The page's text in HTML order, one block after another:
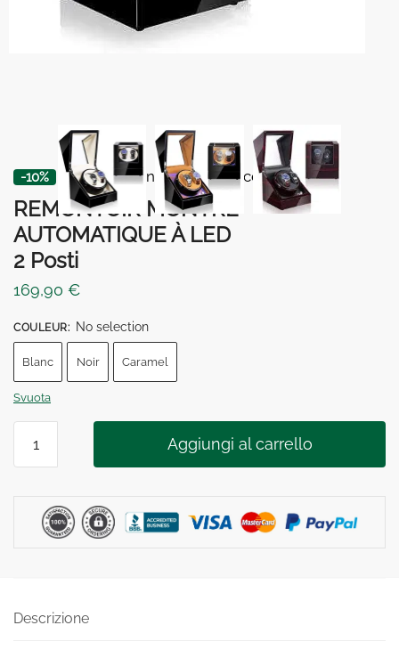
-10% ⏳ 5% di sconto con il codiceBOX5
REMONTOIR MONTRE
AUTOMATIQUE À LED
2 Posti
169,90 €
COULEUR: No selection
Blanc Noir Caramel
Svuota
MONTRE
Aggiungi al carrello
Descrizione